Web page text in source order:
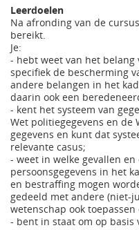
Leerdoelen
Na afronding van de
bereikt.
Je:
- hebt weet van het
specifiek de bescherming
andere belangen in het
daarin ook een
- kent het systeem van
Wet politiegegevens en
gegevens en kunt dat
relevante casus;
- weet in welke gevallen
persoonsgegevens in het
en bestraffing mogen
gedeeld met andere (niet-
wetenschap ook
- bent in staat om op basis